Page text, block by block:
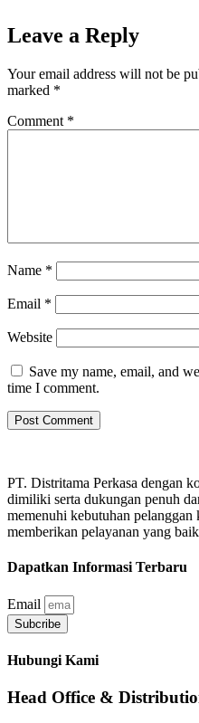
Leave a Reply
Your email address will not be
marked *
Comment *
Name *
Email *
Website
Save my name, email, and
time I comment.
PT. Distritama Perkasa dengan
dimiliki serta dukungan penuh
memenuhi kebutuhan
memberikan pelayanan yang
Dapatkan Informasi Terbaru
Email
Subcribe
Hubungi Kami
Head Office &